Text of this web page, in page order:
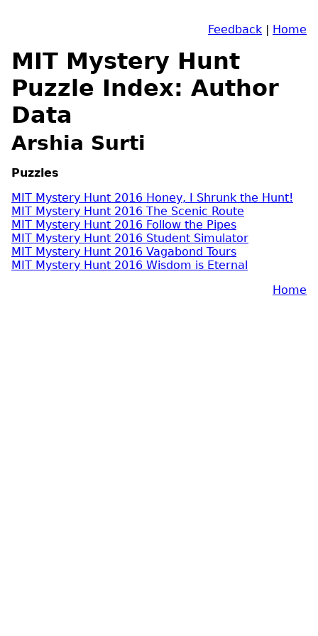
Feedback | Home
MIT Mystery Hunt
Puzzle Index: Author
Data
Arshia Surti
Puzzles
MIT Mystery Hunt 2016 Honey, I Shrunk the Hunt!
MIT Mystery Hunt 2016 The Scenic Route
MIT Mystery Hunt 2016 Follow the Pipes
MIT Mystery Hunt 2016 Student Simulator
MIT Mystery Hunt 2016 Vagabond Tours
MIT Mystery Hunt 2016 Wisdom is Eternal
Home